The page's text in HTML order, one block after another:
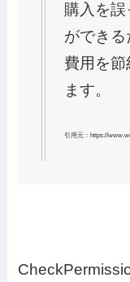
購入を誤
ができる
費用を
ます。
引用元：https://